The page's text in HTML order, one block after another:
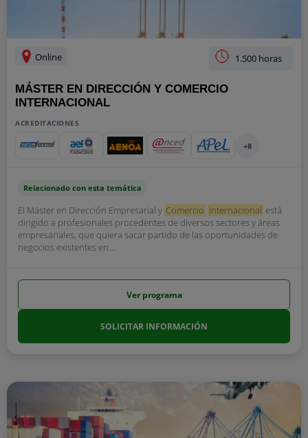
Online 1.500 horas
MÁSTER EN DIRECCIÓN Y COMERCIO
INTERNACIONAL
ACREDITACIONES
+8
Relacionado con esta temática
El Máster en Dirección Empresarial y Comercio Internacional está
dirigido a profesionales procedentes de diversos sectores y áreas
empresariales, que quiera sacar partido de las oportunidades de
negocios existentes en...
Ver programa
SOLICITAR INFORMACIÓN